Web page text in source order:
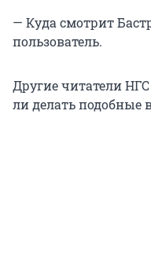
— Куда смотрит
пользователь.
Другие читатели
ли делать подобные